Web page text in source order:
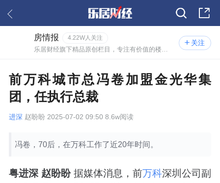
关注
房情报 4.22W人关注
前万科城市总冯卷加盟金光华集
团，任执行总裁
进深 赵盼盼 2025-07-02 09:50 8.6w阅读
冯卷，70后，在万科工作了近20年时间。
粤进深 赵盼盼据媒体消息，前万科深圳公司副